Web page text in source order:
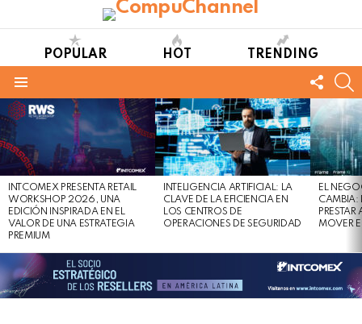
POPULAR HOT TRENDING
US
LATEST
STORIES
INTCOMEX PRESENTA RETAIL
WORKSHOP 2026, UNA
EDICIÓN INSPIRADA EN EL
VALOR DE UNA ESTRATEGIA
PREMIUM
INTELIGENCIA ARTIFICIAL: LA
CLAVE DE LA EFICIENCIA EN
LOS CENTROS DE
OPERACIONES DE SEGURIDAD
EL
CAMBIA:
MOVER